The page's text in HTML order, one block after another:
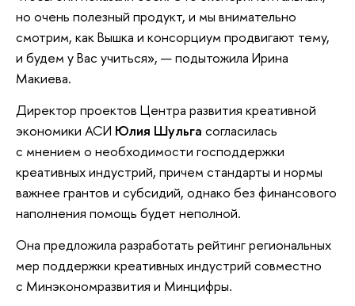
но очень полезный продукт, и мы внимательно
смотрим, как Вышка и консорциум продвигают тему,
и будем у Вас учиться», — подытожила Ирина
Макиева.
Директор проектов Центра развития креативной
экономики АСИ Юлия Шульга согласилась
с мнением о необходимости господдержки
креативных индустрий, причем стандарты и нормы
важнее грантов и субсидий, однако без финансового
наполнения помощь будет неполной.
Она предложила разработать рейтинг региональных
мер поддержки креативных индустрий совместно
с Минэкономразвития и Минцифры.